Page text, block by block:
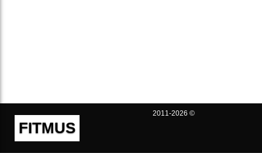
FITMUS
2011-2026 ©